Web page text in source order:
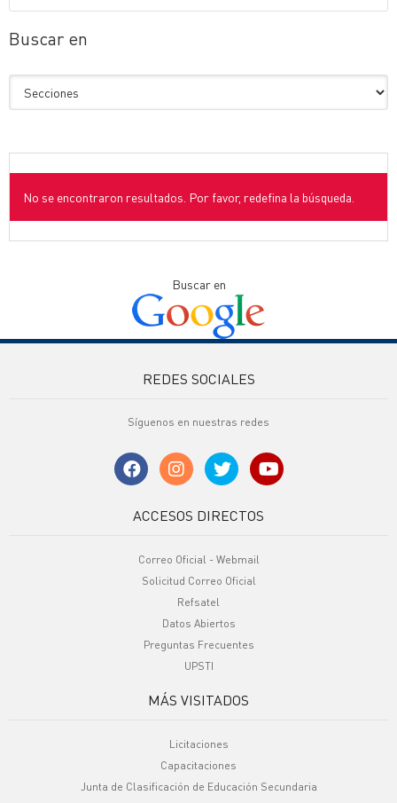
Buscar en
No se encontraron resultados. Por favor, redefina la búsqueda.
Buscar en
REDES SOCIALES
Síguenos en nuestras redes
ACCESOS DIRECTOS
Correo Oficial - Webmail
Solicitud Correo Oficial
Refsatel
Datos Abiertos
Preguntas Frecuentes
UPSTI
MÁS VISITADOS
Licitaciones
Capacitaciones
Junta de Clasificación de Educación Secundaria